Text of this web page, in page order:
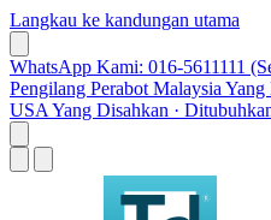
Langkau ke kandungan utama
WhatsApp Kami: 016-5611111
Pengilang Perabot Malaysia
USA Yang Disahkan ·